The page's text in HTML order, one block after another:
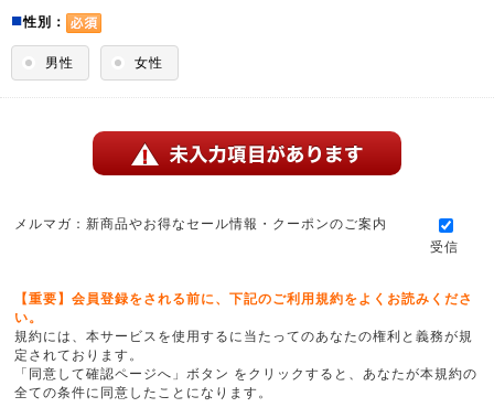
■性別：
男性 女性
メルマガ：新商品やお得なセール情報・クーポンのご案内
受信
【重要】会員登録をされる前に、下記のご利用規約をよくお読みくださ
い。
規約には、本サービスを使用するに当たってのあなたの権利と義務が規
定されております。
「同意して確認ページへ」ボタン をクリックすると、あなたが本規約の
全ての条件に同意したことになります。